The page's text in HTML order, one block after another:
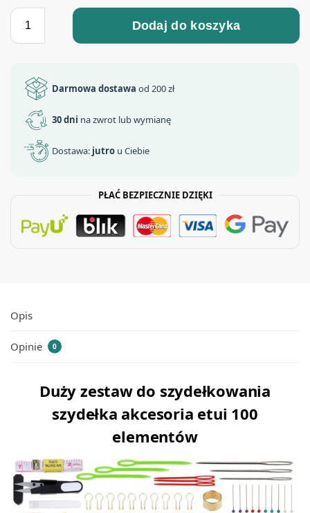
Dodaj do koszyka
Darmowa dostawa od 200 zł
30 dni na zwrot lub wymianę
Dostawa: jutro u Ciebie
PŁAĆ BEZPIECZNIE DZIĘKI
Opis
Opinie 0
Duży zestaw do szydełkowania
szydełka akcesoria etui 100
elementów